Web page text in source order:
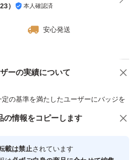
） 本人確認済
安心発送
ーの実績について
の基準を満たしたユーザーにバッジを
心・安全なユーザーです
商品への質問
の情報をコピーします
載は禁止されています
にオススメ